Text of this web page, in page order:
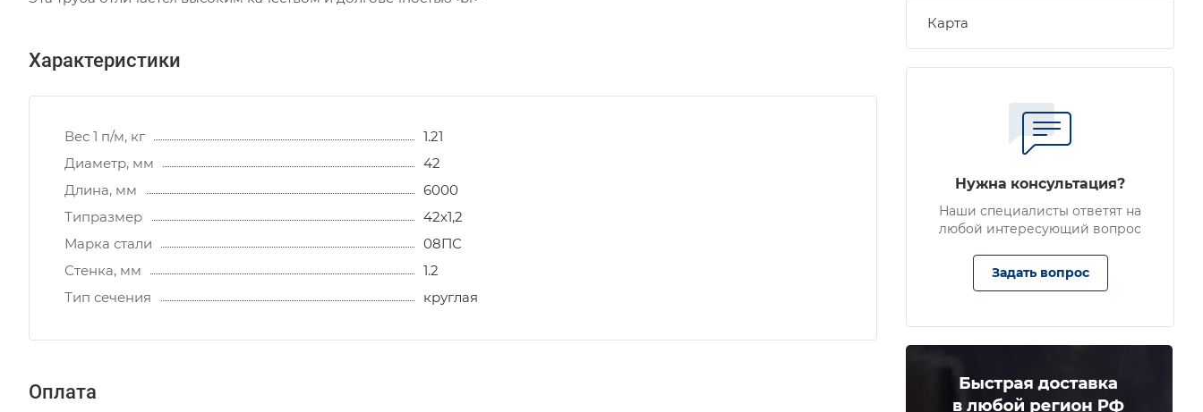
Характеристики
Вес 1 п/м, кг
1.21
Диаметр, мм
42
Длина, мм
6000
Типразмер
42х1,2
Марка стали
08ПС
Стенка, мм
1.2
Тип сечения
круглая
Оплата
Карта
Нужна консультация?
Наши специалисты ответят на
любой интересующий вопрос
Задать вопрос